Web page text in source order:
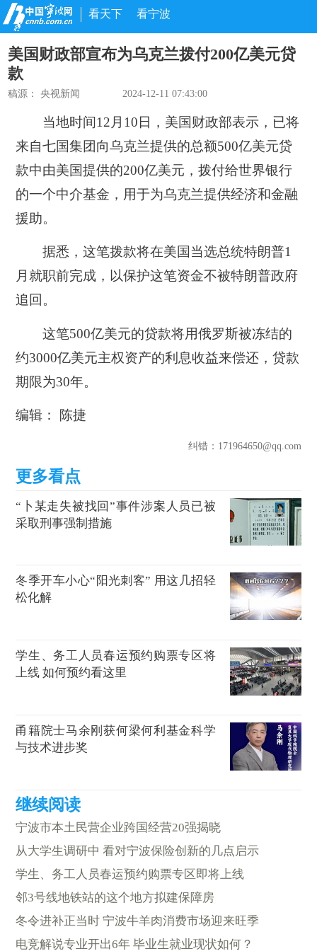
看天下 看宁波
美国财政部宣布为乌克兰拨付200亿美元贷
款
稿源：央视新闻 2024-12-11 07:43:00
当地时间12月10日，美国财政部表示，已将
来自七国集团向乌克兰提供的总额500亿美元贷
款中由美国提供的200亿美元，拨付给世界银行
的一个中介基金 ，用于为乌克兰提供经济和金融
援助。
据悉，这笔拨款将在美国当选总统特朗普1
月就职前完成，以保护这笔资金不被特朗普政府
追回。
这笔500亿美元的贷款将用俄罗斯被冻结的
约3000亿美元主权资产的利息收益来偿还，贷款
期限为30年。
编辑： 陈捷
纠错：171964650@qq.com
“卜某走失被找回”事件涉案人员已被
采取刑事强制措施
冬季开车小心“阳光刺客” 用这几招轻
松化解
学生、务工人员春运预约购票专区将
上线 如何预约看这里
甬籍院士马余刚获何梁何利基金科学
与技术进步奖
宁波市本土民营企业跨国经营20强揭晓
从大学生调研中 看对宁波保险创新的几点启示
学生、务工人员春运预约购票专区即将上线
邻3号线地铁站的这个地方拟建保障房
冬令进补正当时 宁波牛羊肉消费市场迎来旺季
电竞解说专业开出6年 毕业生就业现状如何？